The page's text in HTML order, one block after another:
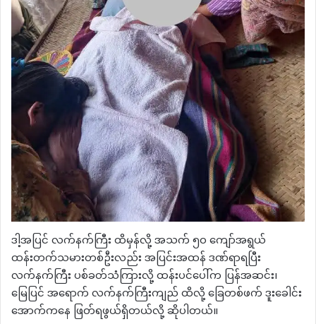
​ဒါ့အပြင် လက်နက်ကြီး ထိမှန်လို့ အသက် ၅၀ ကျော်အရွယ်
ထန်းတက်သမားတစ်ဦးလည်း အပြင်းအထန် ဒဏ်ရာရပြီး
လက်နက်ကြီး ပစ်ခတ်သံကြားလို့ ထန်းပင်ပေါ်က ပြန်အဆင်း၊
မြေပြင် အရောက် လက်နက်ကြီးကျည် ထိလို့ ခြေတစ်ဖက် ဒူးခေါင်း
အောက်ကနေ ဖြတ်ရဖွယ်ရှိတယ်လို့ ဆိုပါတယ်။